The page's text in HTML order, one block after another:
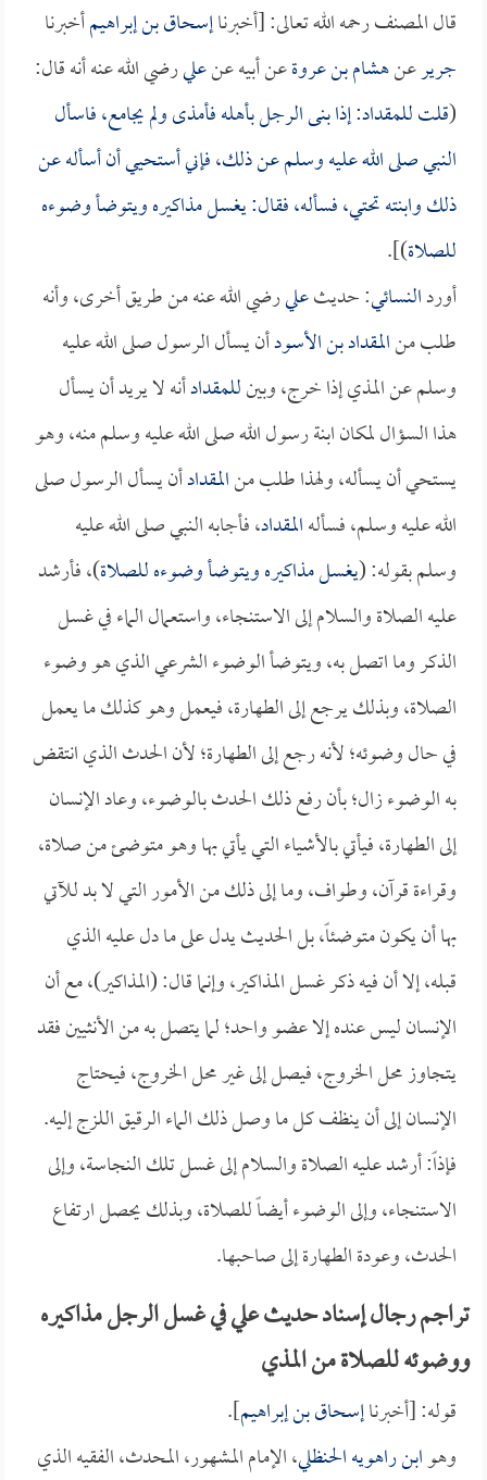
قال المصنف رحمه الله تعالى: [أخبرناإسحاق بن إبراهيمأخبرنا
جريرعنهشام بن عروةعن أبيه عنعليرضي الله عنه أنه قال:
(قلتللمقداد: إذا بنى الرجل بأهله فأمذى ولم يجامع، فاسأل
النبي صلى الله عليه وسلم عن ذلك، فإني أستحيي أن أسأله عن
ذلك وابنته تحتي، فسأله، فقال: يغسل مذاكيره ويتوضأ وضوءه
للصلاة)].
أوردالنسائي: حديثعليرضي الله عنه من طريق أخرى، وأنه
طلب منالمقداد بن الأسودأن يسأل الرسول صلى الله عليه
وسلم عن المذي إذا خرج، وبينللمقدادأنه لا يريد أن يسأل
هذا السؤال لمكان ابنة رسول الله صلى الله عليه وسلم منه، وهو
يستحي أن يسأله، ولهذا طلب منالمقدادأن يسأل الرسول صلى
الله عليه وسلم، فسألهالمقداد، فأجابه النبي صلى الله عليه
وسلم بقوله: (يغسل مذاكيره ويتوضأ وضوءه للصلاة)، فأرشد
عليه الصلاة والسلام إلى الاستنجاء، واستعمال الماء في غسل
الذكر وما اتصل به، ويتوضأ الوضوء الشرعي الذي هو وضوء
الصلاة، وبذلك يرجع إلى الطهارة، فيعمل وهو كذلك ما يعمل
في حال وضوئه؛ لأنه رجع إلى الطهارة؛ لأن الحدث الذي انتقض
به الوضوء زال؛ بأن رفع ذلك الحدث بالوضوء، وعاد الإنسان
إلى الطهارة، فيأتي بالأشياء التي يأتي بها وهو متوضئ من صلاة،
وقراءة قرآن، وطواف، وما إلى ذلك من الأمور التي لا بد للآتي
بها أن يكون متوضئاً، بل الحديث يدل على ما دل عليه الذي
قبله، إلا أن فيه ذكر غسل المذاكير، وإنما قال: (المذاكير)، مع أن
الإنسان ليس عنده إلا عضو واحد؛ لما يتصل به من الأنثيين فقد
يتجاوز محل الخروج، فيصل إلى غير محل الخروج، فيحتاج
الإنسان إلى أن ينظف كل ما وصل ذلك الماء الرقيق اللزج إليه.
فإذاً: أرشد عليه الصلاة والسلام إلى غسل تلك النجاسة، وإلى
الاستنجاء، وإلى الوضوء أيضاً للصلاة، وبذلك يحصل ارتفاع
الحدث، وعودة الطهارة إلى صاحبها.
تراجم رجال إسناد حديث علي في غسل الرجل مذاكيره
ووضوئه للصلاة من المذي
قوله: [أخبرناإسحاق بن إبراهيم].
وهوابن راهويه الحنظلي، الإمام المشهور، المحدث، الفقيه الذي